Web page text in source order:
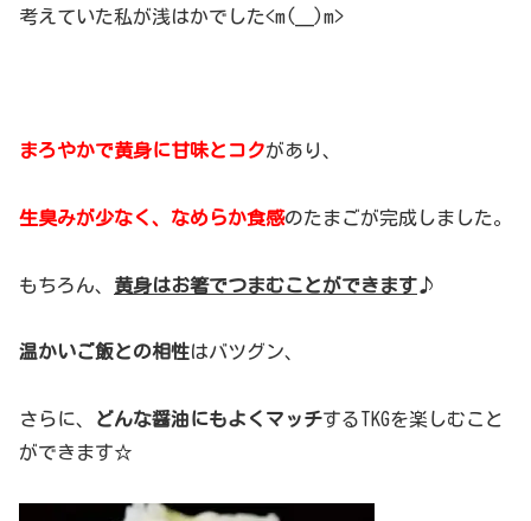
考えていた私が浅はかでした<m(__)m>
まろやかで黄身に甘味とコクがあり、
生臭みが少なく、なめらか食感のたまごが完成しました。
もちろん、 黄身はお箸でつまむことができます♪
温かいご飯との相性はバツグン、
さらに、 どんな醤油にもよくマッチするTKGを楽しむこと
ができます☆